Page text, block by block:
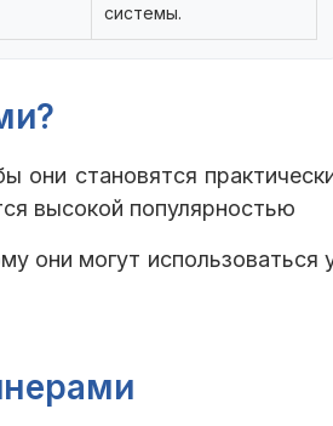
системы.
они становятся
высокой популярностью
они могут использоваться